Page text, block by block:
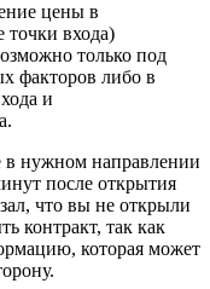
цены в
входа)
только под
факторов либо в
и
в нужном направлении
после открытия
что вы не открыли
контракт, так как
которая может